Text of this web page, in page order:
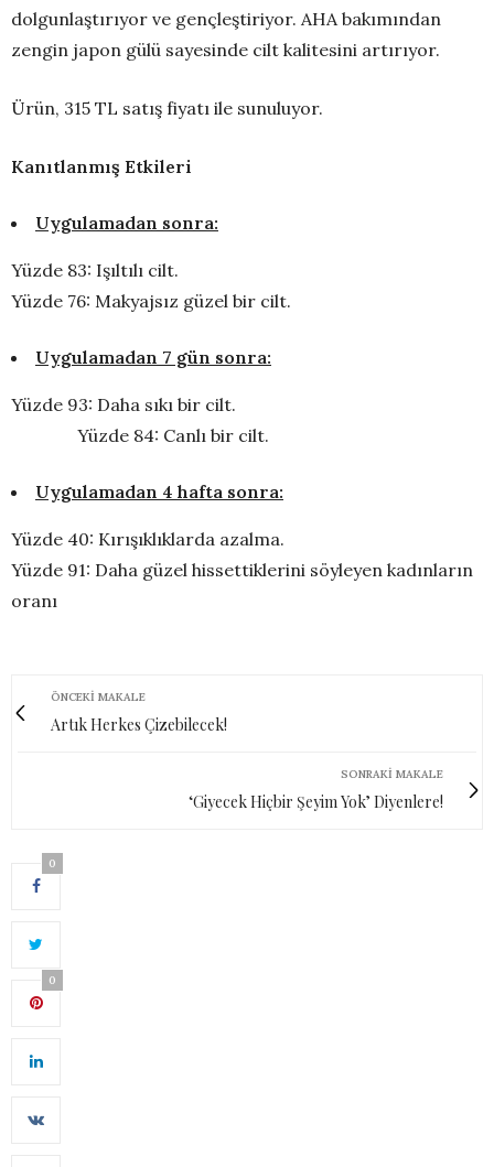
dolgunlaştırıyor ve gençleştiriyor. AHA bakımından
zengin japon gülü sayesinde cilt kalitesini artırıyor.
Ürün, 315 TL satış fiyatı ile sunuluyor.
Kanıtlanmış Etkileri
Uygulamadan sonra:
Yüzde 83: Işıltılı cilt.
Yüzde 76: Makyajsız güzel bir cilt.
Uygulamadan 7 gün sonra:
Yüzde 93: Daha sıkı bir cilt.
Yüzde 84: Canlı bir cilt.
Uygulamadan 4 hafta sonra:
Yüzde 40: Kırışıklıklarda azalma.
Yüzde 91: Daha güzel hissettiklerini söyleyen kadınların
oranı
ÖNCEKI MAKALE
Artık Herkes Çizebilecek!
SONRAKI MAKALE
‘Giyecek Hiçbir Şeyim Yok’ Diyenlere!
0
0